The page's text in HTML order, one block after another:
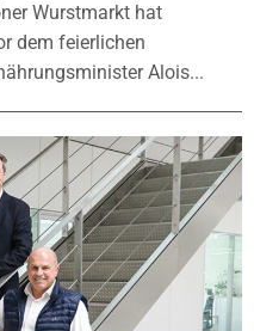
Wurstmarkt hat
dem feierlichen
Alois...